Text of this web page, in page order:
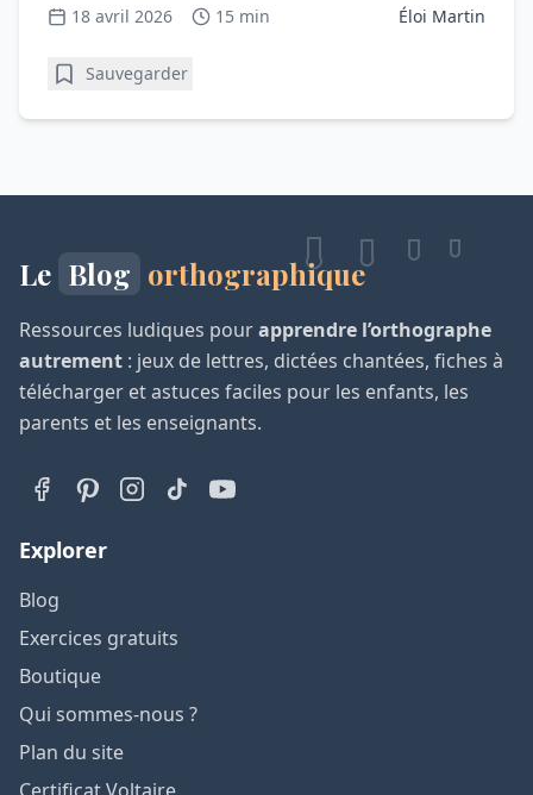
18 avril 2026 15 min Éloi Martin
Sauvegarder
Le Blog orthographique
Ressources ludiques pourapprendre l’orthographe
autrement : jeux de lettres, dictées chantées, fiches à
télécharger et astuces faciles pour les enfants, les
parents et les enseignants.
Explorer
Blog
Exercices gratuits
Boutique
Qui sommes-nous ?
Plan du site